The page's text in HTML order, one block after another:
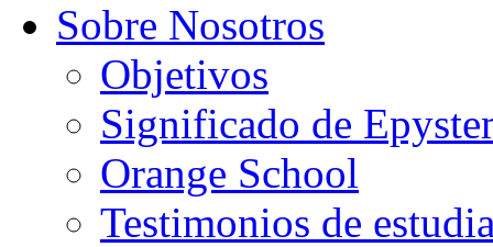
Sobre Nosotros
Objetivos
Significado de
Orange School
Testimonios de